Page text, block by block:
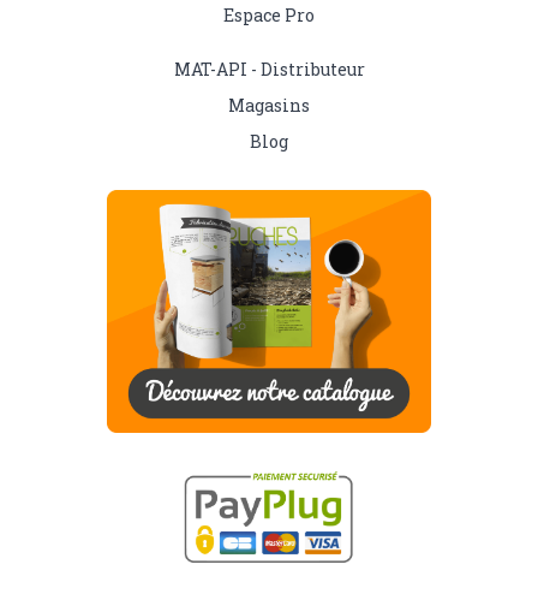
Espace Pro
MAT-API - Distributeur
Magasins
Blog